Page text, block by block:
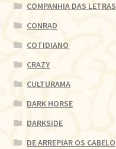
COMPANHIA DAS LETRAS
CONRAD
COTIDIANO
CRAZY
CULTURAMA
DARK HORSE
DARKSIDE
DE ARREPIAR OS CABELO